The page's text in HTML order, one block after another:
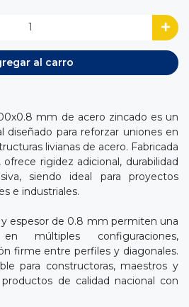
al carro
mm de acero zincado es un
diseñado para reforzar uniones en
livianas de acero. Fabricada
rigidez adicional, durabilidad
siendo ideal para proyectos
e industriales.
espesor de 0.8 mm permiten una
múltiples configuraciones,
firme entre perfiles y diagonales.
para constructoras, maestros y
de calidad nacional con